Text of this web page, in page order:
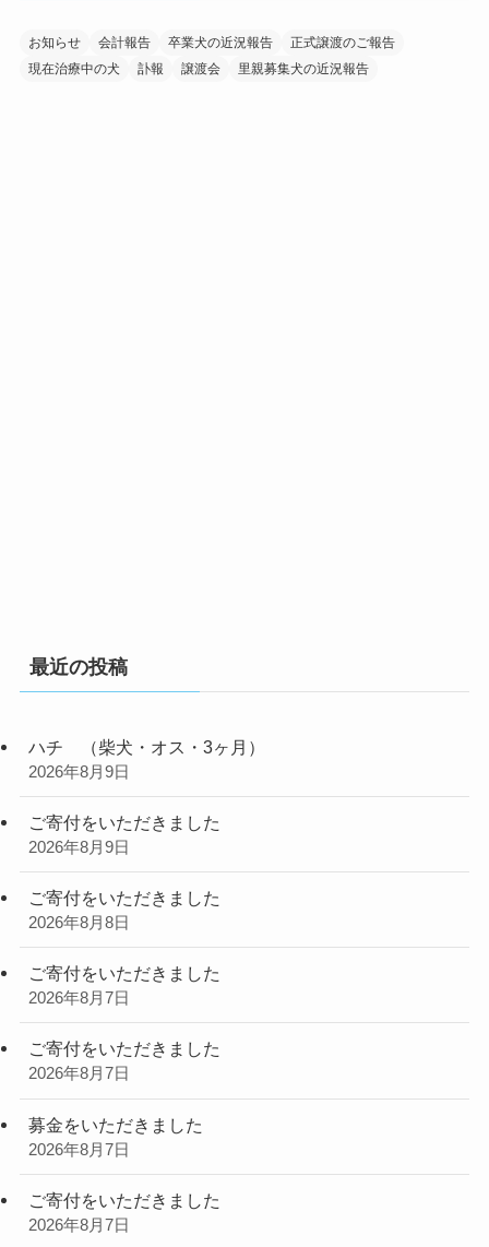
お知らせ 会計報告 卒業犬の近況報告
正式譲渡のご報告
現在治療中の犬
訃報 譲渡会 里親募集犬の近況報告
最近の投稿
ハチ （柴犬・オス・3ヶ月）
2026年8月9日
ご寄付をいただきました
2026年8月9日
ご寄付をいただきました
2026年8月8日
ご寄付をいただきました
2026年8月7日
ご寄付をいただきました
2026年8月7日
募金をいただきました
2026年8月7日
ご寄付をいただきました
2026年8月7日